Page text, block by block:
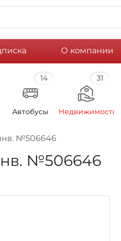
О компании
14
Автобусы
31
Недвижимость
№506646
№506646